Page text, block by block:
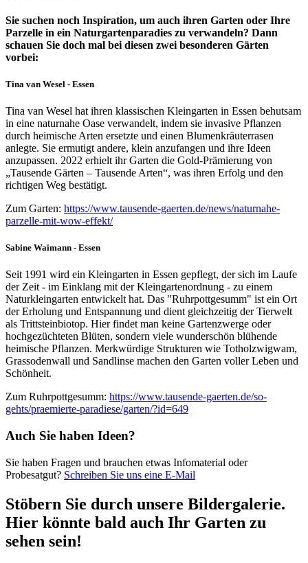
Sie suchen noch Inspiration, um auch ihren Garten oder Ihre
Parzelle in ein Naturgartenparadies zu verwandeln? Dann
schauen Sie doch mal bei diesen zwei besonderen Gärten
vorbei:
Tina van Wesel - Essen
Tina van Wesel hat ihren klassischen Kleingarten in Essen behutsam
in eine naturnahe Oase verwandelt, indem sie invasive Pflanzen
durch heimische Arten ersetzte und einen Blumenkräuterrasen
anlegte. Sie ermutigt andere, klein anzufangen und ihre Ideen
anzupassen. 2022 erhielt ihr Garten die Gold-Prämierung von
„Tausende Gärten – Tausende Arten“, was ihren Erfolg und den
richtigen Weg bestätigt.
Zum Garten: https://www.tausende-gaerten.de/news/naturnahe-
parzelle-mit-wow-effekt/
Sabine Waimann - Essen
Seit 1991 wird ein Kleingarten in Essen gepflegt, der sich im Laufe
der Zeit - im Einklang mit der Kleingartenordnung - zu einem
Naturkleingarten entwickelt hat. Das "Ruhrpottgesumm" ist ein Ort
der Erholung und Entspannung und dient gleichzeitig der Tierwelt
als Trittsteinbiotop. Hier findet man keine Gartenzwerge oder
hochgezüchteten Blüten, sondern viele wunderschön blühende
heimische Pflanzen. Merkwürdige Strukturen wie Totholzwigwam,
Grassodenwall und Sandlinse machen den Garten voller Leben und
Schönheit.
Zum Ruhrpottgesumm: https://www.tausende-gaerten.de/so-
gehts/praemierte-paradiese/garten/?id=649
Auch Sie haben Ideen?
Sie haben Fragen und brauchen etwas Infomaterial oder
Probesatgut? Schreiben Sie uns eine E-Mail
Stöbern Sie durch unsere Bildergalerie.
Hier könnte bald auch Ihr Garten zu
sehen sein!